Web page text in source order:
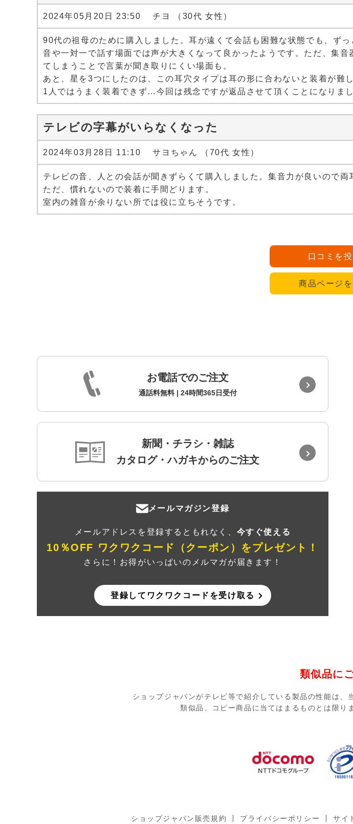
2024年05月20日 23:50 チヨ （30代 女性）
90代の祖母のために購入しました。耳が遠くて会話も困難な状態でも、ず
音や一対一で話す場面では声が大きくなって良かったようです。ただ、集
てしまうことで言葉が聞き取りにくい場面も。
あと、星を3つにしたのは、この耳穴タイプは耳の形に合わないと装着が
1人ではうまく装着できず…今回は残念ですが返品させて頂くことになりまし
テレビの字幕がいらなくなった
2024年03月28日 11:10 サヨちゃん （70代 女性）
テレビの音、人との会話が聞きずらくて購入しました。集音力が良いので
ただ、慣れないので装着に手間どります。
室内の雑音が余りない所では役に立ちそうです。
口コミを
商品ページ
お電話でのご注文
通話料無料 | 24時間365日受付
新聞・チラシ・雑誌
カタログ・ハガキからのご注文
メールマガジン登録
メールアドレスを登録するともれなく、 今すぐ使える
10％OFF ワクワクコード（クーポン） をプレゼント！
さらに！お得がいっぱいのメルマガが届きます！
登録してワクワクコードを受け取る
類似品に
ショップジャパンがテレビ等で紹介している製品の性能は、
類似品、コピー商品に当てはまるものとは限り
ショップジャパン販売規約 プライバシーポリシー サイ